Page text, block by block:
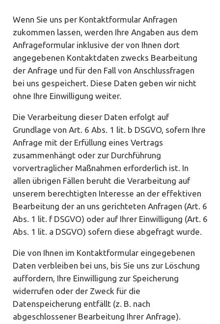
Wenn Sie uns per Kontaktformular Anfragen
zukommen lassen, werden Ihre Angaben aus dem
Anfrageformular inklusive der von Ihnen dort
angegebenen Kontaktdaten zwecks Bearbeitung
der Anfrage und für den Fall von Anschlussfragen
bei uns gespeichert. Diese Daten geben wir nicht
ohne Ihre Einwilligung weiter.
Die Verarbeitung dieser Daten erfolgt auf
Grundlage von Art. 6 Abs. 1 lit. b DSGVO, sofern Ihre
Anfrage mit der Erfüllung eines Vertrags
zusammenhängt oder zur Durchführung
vorvertraglicher Maßnahmen erforderlich ist. In
allen übrigen Fällen beruht die Verarbeitung auf
unserem berechtigten Interesse an der effektiven
Bearbeitung der an uns gerichteten Anfragen (Art. 6
Abs. 1 lit. f DSGVO) oder auf Ihrer Einwilligung (Art. 6
Abs. 1 lit. a DSGVO) sofern diese abgefragt wurde.
Die von Ihnen im Kontaktformular eingegebenen
Daten verbleiben bei uns, bis Sie uns zur Löschung
auffordern, Ihre Einwilligung zur Speicherung
widerrufen oder der Zweck für die
Datenspeicherung entfällt (z. B. nach
abgeschlossener Bearbeitung Ihrer Anfrage).